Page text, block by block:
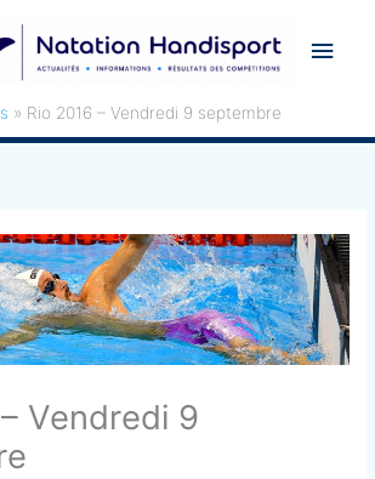
Rio 2016 – Vendredi 9 septembre
Vendredi 9